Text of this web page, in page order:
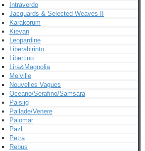
Intraverdo
Jacquards & Selected Weaves II
Karakorum
Kievan
Leopardine
Liberabirinto
Libertino
Lira&Magnolia
Melville
Nouvelles Vagues
Oceano/Serafino/Samsara
Paislig
Pallade/Venere
Palomar
Pazl
Petra
Rebus